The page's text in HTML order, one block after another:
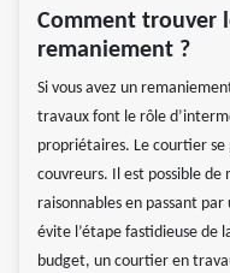
Comment trouver
remaniement ?
Si vous avez un
travaux font le rôle
propriétaires. Le courtier
couvreurs. Il est possible
raisonnables en passant
évite l’étape fastidieuse de
budget, un courtier en